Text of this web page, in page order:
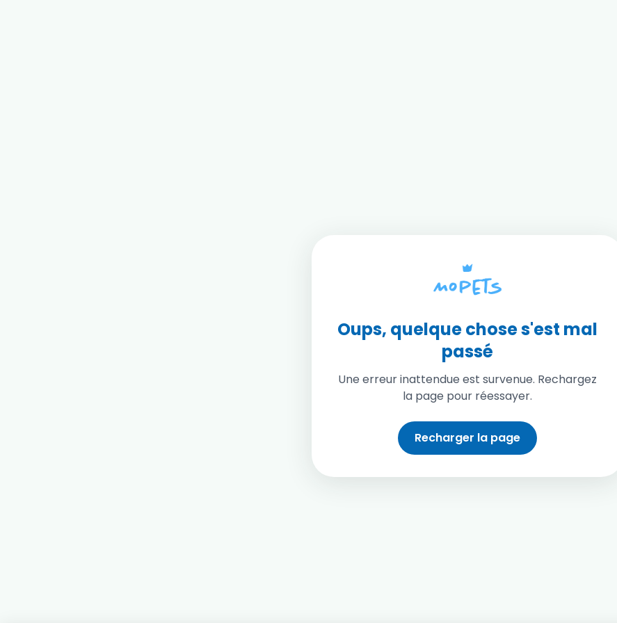
Oups, quelque chose s'est mal
passé
Une erreur inattendue est survenue. Rechargez
la page pour réessayer.
Recharger la page